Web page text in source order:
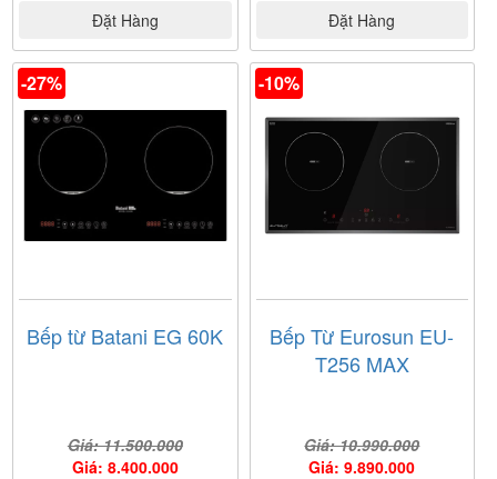
Đặt Hàng Đặt Hàng
-27%
Bếp từ Batani EG 60K
Giá: 11.500.000
Giá: 8.400.000
-10%
Bếp Từ Eurosun EU-
T256 MAX
Giá: 10.990.000
Giá: 9.890.000